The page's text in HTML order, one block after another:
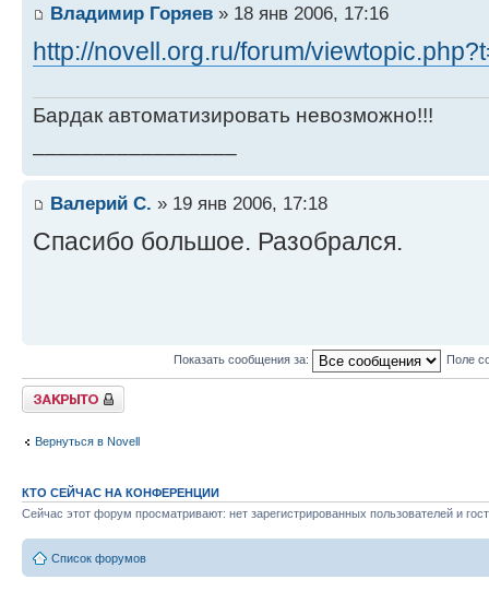
Владимир Горяев » 18 янв 2006, 17:16
http://novell.org.ru/forum/
Бардак автоматизировать невозможно!!!
Валерий С. » 19 янв 2006, 17:18
Спасибо большое. Разобрался.
Показать сообщения за: Поле
Закрыто
Вернуться в Novell
КТО СЕЙЧАС НА КОНФЕРЕНЦИИ
Сейчас этот форум просматривают: нет зарегистрированных пользователей и
Список форумов